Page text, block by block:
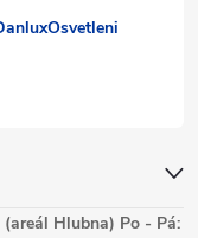
Hlubna) Po - Pá: